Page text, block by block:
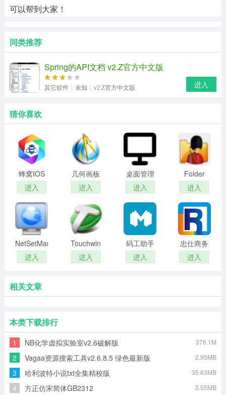
可以帮到大家！
同类推荐
Spring的API文档 v2.Z官方中文版
其它软件 未知 v2.Z官方中文版 进入
猜你喜欢
蜂窝IOS
模拟器
进入
几何画板
进入
桌面管理
器(桌面图
标编辑工
具)
进入
Folder
Guard上
网行为管
理软件
进入
NetSetMan
进入
Touchwin
编辑工具
进入
码工助手
进入
忠仕商务
通
进入
相关文章
本类下载排行
1 NB化学虚拟实验室v2.6破解版 376.1M
2 Vagaa资源搜索工具v2.6.8.5 绿色最新版 2.95MB
3 哈利波特小说txt全集精校版 35.63MB
4 方正仿宋简体GB2312 3.55MB